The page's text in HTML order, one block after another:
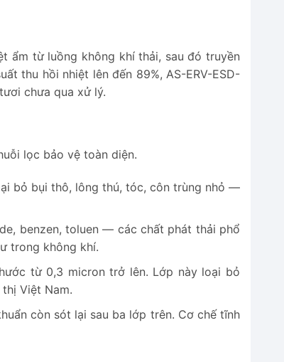
ẩm từ luồng không khí thải, sau đó truyền
thu hồi nhiệt lên đến 89%, AS-ERV-ESD-
chưa qua xử lý.
lọc bảo vệ toàn diện.
bỏ bụi thô, lông thú, tóc, côn trùng nhỏ —
benzen, toluen — các chất phát thải phổ
trong không khí.
từ 0,3 micron trở lên. Lớp này loại bỏ
Việt Nam.
còn sót lại sau ba lớp trên. Cơ chế tĩnh